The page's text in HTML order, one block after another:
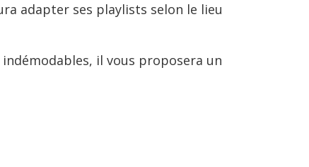
adapter ses playlists selon le lieu
il vous proposera un